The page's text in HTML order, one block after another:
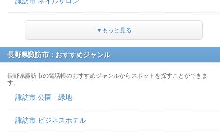
▼もっと見る
長野県諏訪市：おすすめジャンル
長野県諏訪市の電話帳のおすすめジャンルからスポットを探すことができま
す。
諏訪市 公園・緑地
諏訪市 ビジネスホテル